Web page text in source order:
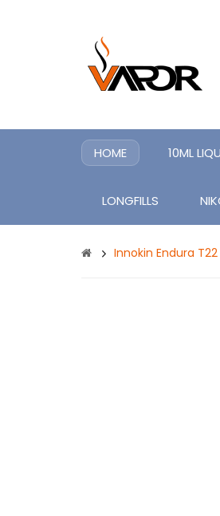
HOME 10ML
LONGFILLS
Innokin Endura